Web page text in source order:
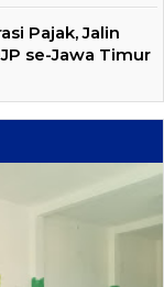
Pajak, Jalin
se-Jawa Timur